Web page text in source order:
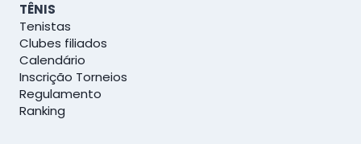
TÊNIS
Tenistas
Clubes filiados
Calendário
Inscrição Torneios
Regulamento
Ranking